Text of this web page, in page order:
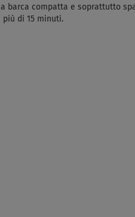
barca compatta e soprattutto
di 15 minuti.